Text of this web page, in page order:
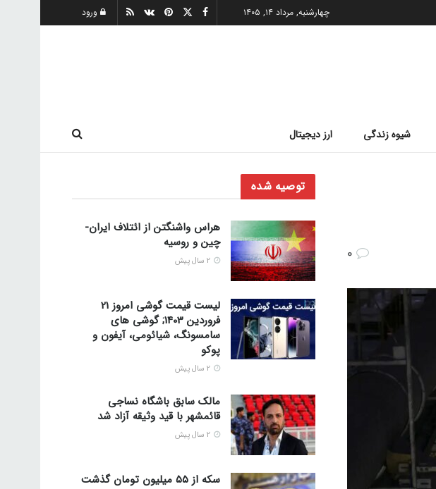
چهارشنبه, مرداد ۱۴, ۱۴۰۵ ورود
شیوه زندگی ارز دیجیتال
توصیه شده
هراس واشنگتن از ائتلاف ایران-
چین و روسیه
لیست قیمت گوشی امروز 21
فروردین 1403; گوشی های
سامسونگ، شیائومی، آیفون و
پوکو
مالک سابق باشگاه نساجی
قائمشهر با قید وثیقه آزاد شد
سکه از ۵۵ میلیون تومان گذشت